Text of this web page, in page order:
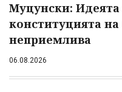
Муцунски:
конституцията
неприемлива
06.08.2026